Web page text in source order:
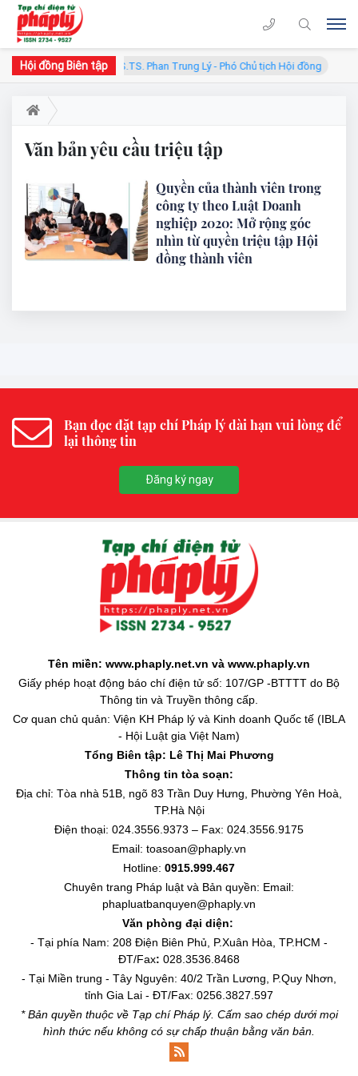
Hội đồng Biên tập
Hội đồng GS.TS. Phan Trung Lý - Phó Chủ tịch Hội đồng
Văn bản yêu cầu triệu tập
Quyền của thành viên trong
công ty theo Luật Doanh
nghiệp 2020: Mở rộng góc
nhìn từ quyền triệu tập Hội
đồng thành viên
Bạn đọc đặt tạp chí Pháp lý dài hạn vui lòng để
lại thông tin
Đăng ký ngay
Tên miền: www.phaply.net.vn và www.phaply.vn
Giấy phép hoạt động báo chí điện tử số: 107/GP -BTTTT do Bộ
Thông tin và Truyền thông cấp.
Cơ quan chủ quản: Viện KH Pháp lý và Kinh doanh Quốc tế (IBLA
- Hội Luật gia Việt Nam)
Tổng Biên tập: Lê Thị Mai Phương
Thông tin tòa soạn:
Địa chỉ: Tòa nhà 51B, ngõ 83 Trần Duy Hưng, Phường Yên Hoà,
TP.Hà Nội
Điện thoại: 024.3556.9373 – Fax: 024.3556.9175
Email: toasoan@phaply.vn
Hotline: 0915.999.467
Chuyên trang Pháp luật và Bản quyền: Email:
phapluatbanquyen@phaply.vn
Văn phòng đại diện:
- Tại phía Nam: 208 Điện Biên Phủ, P.Xuân Hòa, TP.HCM -
ĐT/Fax: 028.3536.8468
- Tại Miền trung - Tây Nguyên: 40/2 Trần Lương, P.Quy Nhơn,
tỉnh Gia Lai - ĐT/Fax: 0256.3827.597
* Bản quyền thuộc về Tạp chí Pháp lý. Cấm sao chép dưới mọi
hình thức nếu không có sự chấp thuận bằng văn bản.